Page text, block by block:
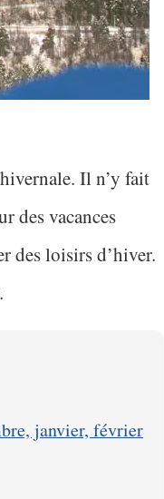
Il n’y fait
des vacances
des loisirs d’hiver.
janvier, février